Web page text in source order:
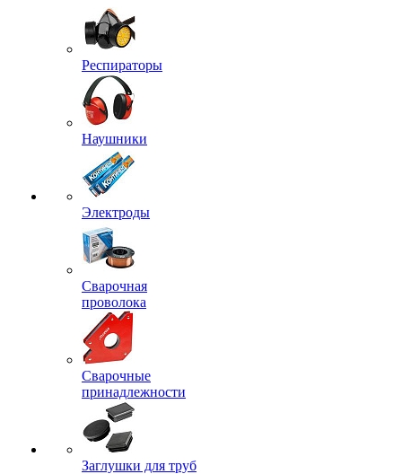
Респираторы
Наушники
Электроды
Сварочная
проволока
Сварочные
принадлежности
Заглушки для труб